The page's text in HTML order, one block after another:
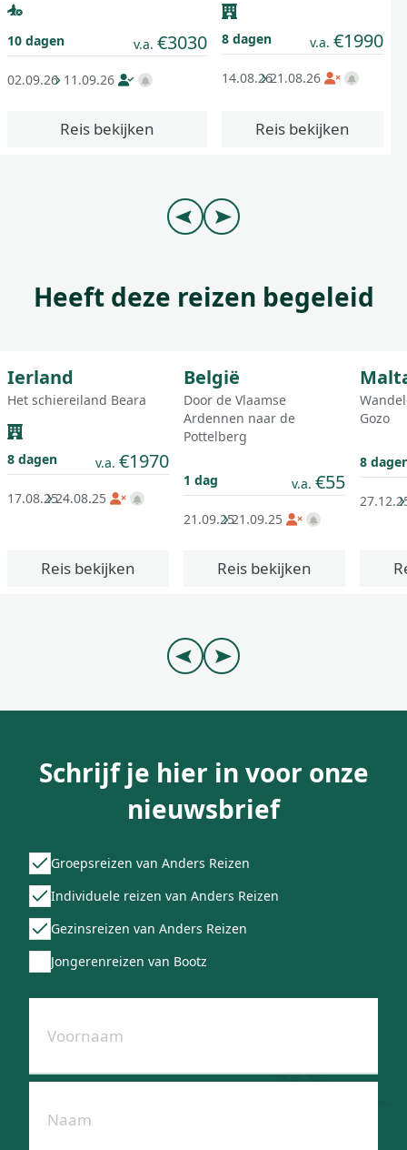
10 dagen v.a. €3030
02.09.26 11.09.26
Reis bekijken
8 dagen v.a. €1990
14.08.2621.08.26
Reis bekijken
Heeft deze reizen begeleid
9
Ierland
Het schiereiland Beara
8 dagen v.a. €1970
17.08.2524.08.25
Reis bekijken
9.3
België
Door de Vlaamse
Ardennen naar de
Pottelberg
1 dag v.a. €55
21.09.2521.09.25
Reis bekijken
8.9
Gozo
8
Schrijf je hier in voor onze
nieuwsbrief
Groepsreizen van Anders Reizen
Individuele reizen van Anders Reizen
Gezinsreizen van Anders Reizen
Jongerenreizen van Bootz